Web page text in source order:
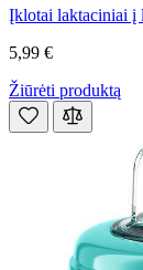
Įklotai laktaciniai į
5,99 €
Žiūrėti produktą